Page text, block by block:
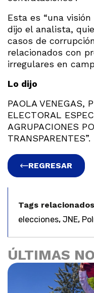
Esta es “una
dijo el analista,
casos de
relacionados con
irregulares en
Lo dijo
PAOLA VENEGAS,
ELECTORAL
AGRUPACIONES
TRANSPARENTES”.
REGRESAR
Tags
elecciones, JNE,
ÚLTIMAS